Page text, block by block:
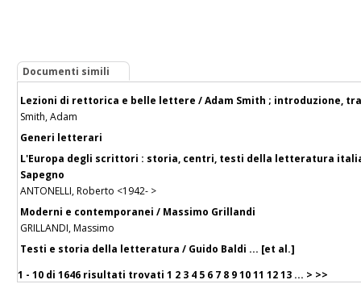
Documenti simili
Lezioni di rettorica e belle lettere / Adam Smith ; introduzione,
Smith, Adam
Generi letterari
L'Europa degli scrittori : storia, centri, testi della letteratura
Sapegno
ANTONELLI, Roberto <1942- >
Moderni e contemporanei / Massimo Grillandi
GRILLANDI, Massimo
Testi e storia della letteratura / Guido Baldi ... [et al.]
1 - 10 di 1646 risultati trovati 1 2 3 4 5 6 7 8 91011 1213 ... > >>